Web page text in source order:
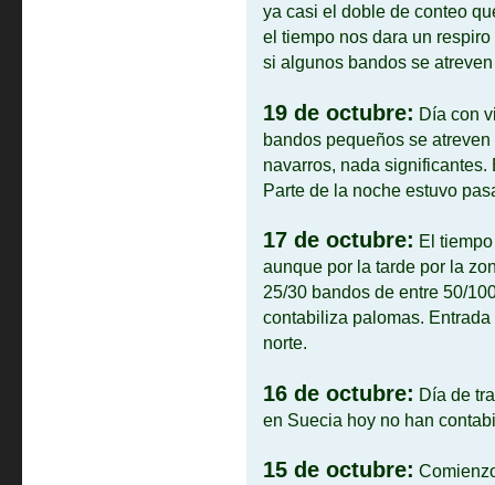
ya casi el doble de conteo
el tiempo nos dara un
si algunos bandos se
19 de octubre: Día con
bandos pequeños se
navarros, nada
Parte de la noche estuvo
17 de octubre: El
aunque por la tarde por la
25/30 bandos de entre 50/
contabiliza palomas.
norte.
16 de octubre: Día de
en Suecia hoy no han
15 de octubre: